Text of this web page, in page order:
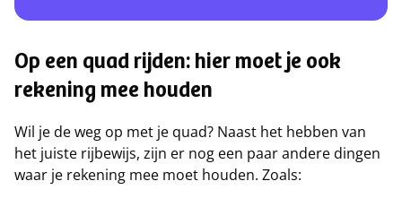
Op een quad rijden: hier moet je ook
rekening mee houden
Wil je de weg op met je quad? Naast het hebben van
het juiste rijbewijs, zijn er nog een paar andere dingen
waar je rekening mee moet houden. Zoals: